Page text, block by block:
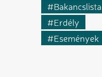
Bakancslista
Erdély
Események